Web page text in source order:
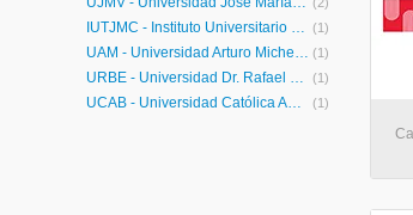
IUTJMC - Instituto Universitario de Tecnología José María Carreño (1)
UAM - Universidad Arturo Michelena (1)
URBE - Universidad Dr. Rafael Belloso Chacín (1)
UCAB - Universidad Católica Andrés Bello (1)